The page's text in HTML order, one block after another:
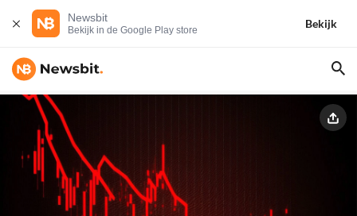
Newsbit
Bekijk in de Google Play store
Bekijk